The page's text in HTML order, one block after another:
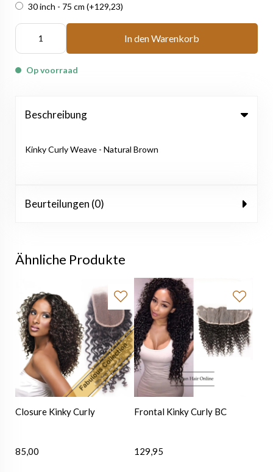
30 inch - 75 cm (+129,23)
In den Warenkorb
Op voorraad
Beschreibung
Kinky Curly Weave - Natural Brown
Beurteilungen (0)
Ähnliche Produkte
Closure Kinky Curly
85,00
Frontal Kinky Curly BC
129,95